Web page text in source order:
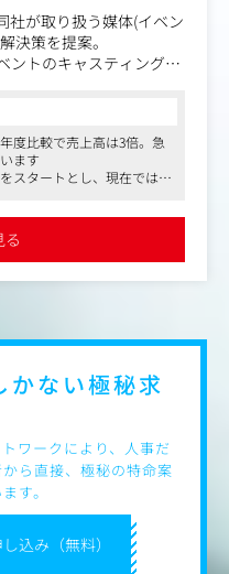
社が取り扱う媒体(イベン
決策を提案。
ントのキャスティング・
な方には、実制作の業務
います。
り取りをするのに必要と
度比較で売上高は3倍。急
ます
タートとし、現在ではWe
に携わるなど、大きな裁量
る
込み（無料）
かない極秘求
ワークにより、人事だ
ら直接、極秘の特命案
す。